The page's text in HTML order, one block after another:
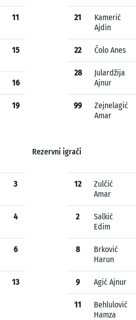
11
15
16
19
21
Kamerić
Ajdin
22 Čolo Anes
28
Julardžija
Ajnur
99
Zejnelagić
Amar
Rezervni igrači
3
4
6
13
12
Zulčić
Amar
2
Salkić
Edim
8
Brković
Harun
9 Agić Ajnur
11
Behlulović
Hamza